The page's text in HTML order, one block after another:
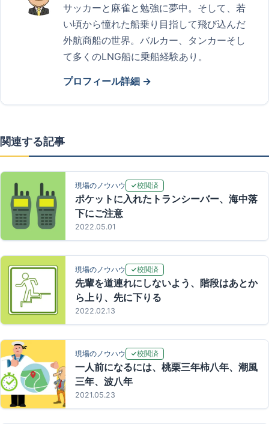
サッカーと麻雀と勉強に夢中。そして、若
い頃から憧れた船乗り目指して飛び込んだ
外航商船の世界。バルカー、タンカーそし
て多くのLNG船に乗船経験あり。
プロフィール詳細 →
関連する記事
現場のノウハウ 校閲済
ポケットに入れたトランシーバー、海中落
下にご注意
2022.05.01
現場のノウハウ 校閲済
先輩を道連れにしないよう、階段はあとか
ら上り、先に下りる
2022.02.13
現場のノウハウ 校閲済
一人前になるには、桃栗三年柿八年、潮風
三年、波八年
2021.05.23